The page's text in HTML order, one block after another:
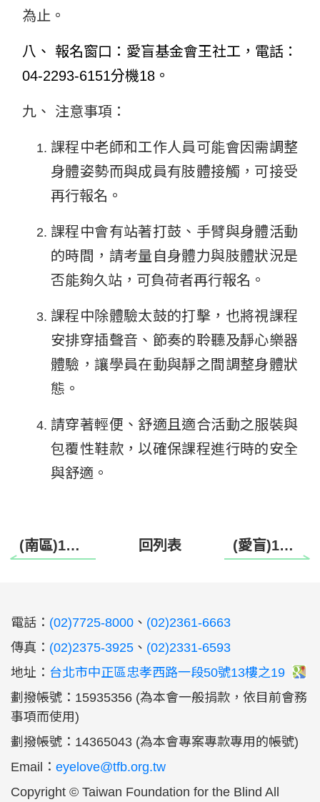
為止。
八、 報名窗口：愛盲基金會王社工，電話：
04-2293-6151分機18。
九、 注意事項：
課程中老師和工作人員可能會因需調整
身體姿勢而與成員有肢體接觸，可接受
再行報名 。
課程中會有站著打鼓、手臂與身體活動
的時間，請考量自身體力與肢體狀況是
否能夠久站，可負荷者再行報名。
課程中除體驗太鼓的打擊，也將視課程
安排穿插聲音、節奏的聆聽及靜心樂器
體驗，讓學員在動與靜之間調整身體狀
態。
請穿著輕便、舒適且適合活動之服裝與
包覆性鞋款，以確保課程進行時的安全
與舒適。
(南區)115年度 六龜茶香一日遊（高雄場） 回列表 (愛盲)115年度財團法人愛盲基金會－清寒視障學生助學金將開放申請，申請期間為115年2月1日至3月31日截止，逾期不受理。
電話： (02)7725-8000 、 (02)2361-6663
傳真： (02)2375-3925 、 (02)2331-6593
地址： 台北市中正區忠孝西路一段50號13樓之19
劃撥帳號：15935356 (為本會一般捐款，依目前會務
事項而使用)
劃撥帳號：14365043 (為本會專案專款專用的帳號)
Email： eyelove@tfb.org.tw
Copyright © Taiwan Foundation for the Blind All